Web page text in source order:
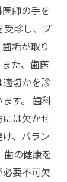
師の手を
受診し、プ
垢が取り
た、歯医
切かを診
す。 歯科
は欠かせ
、バラン
歯の健康を
要不可欠